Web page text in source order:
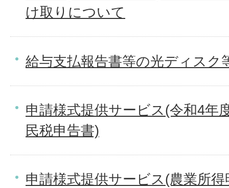
け取りについて
給与支払報告書等の光ディスク
申請様式提供サービス(令和4年
民税申告書)
申請様式提供サービス(農業所得